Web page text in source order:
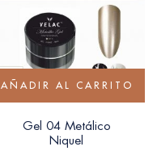
AÑADIR AL CARRITO
Gel 04 Metálico
Niquel